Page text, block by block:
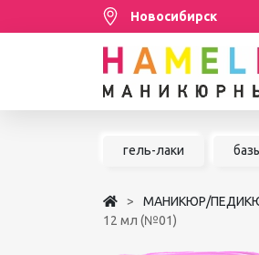
Новосибирск
гель-лаки
МАНИКЮР/
12 мл (№01)